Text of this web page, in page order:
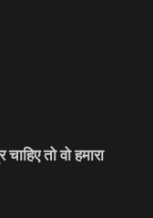
तो वो हमारा